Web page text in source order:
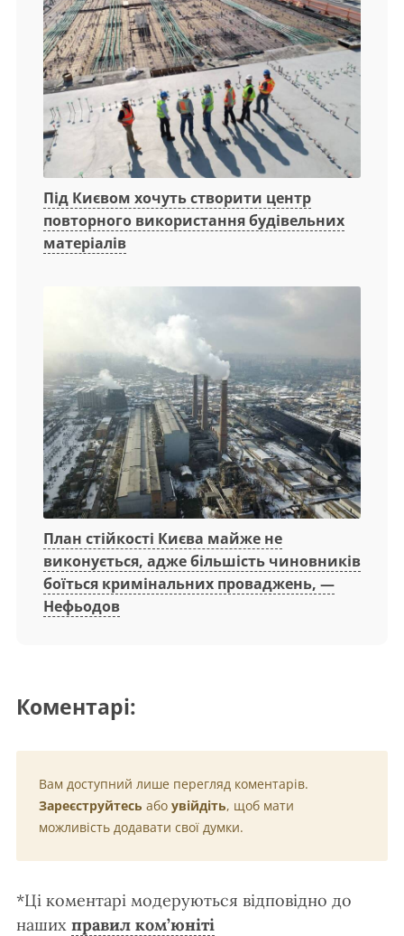
Під Києвом хочуть створити центр
повторного використання будівельних
матеріалів
План стійкості Києва майже не
виконується, адже більшість чиновників
боїться кримінальних проваджень, —
Нефьодов
Коментарі:
Вам доступний лише перегляд коментарів.
Зареєструйтесь або увійдіть, щоб мати
можливість додавати свої думки.
*Ці коментарі модеруються відповідно до
наших правил ком’юніті